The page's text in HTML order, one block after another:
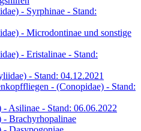
- Syrphinae - Stand:
- Microdontinae und sonstige
- Eristalinae - Stand:
- Stand: 04.12.2021
- (Conopidae) - Stand:
Asilinae - Stand: 06.06.2022
Brachyrhopalinae